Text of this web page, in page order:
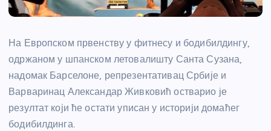
На Европском првенству у фитнесу и бодибилдингу,
одржаном у шпанском летовалишту Санта Сузана,
надомак Барселоне, репрезентативац Србије и
Варваринац Александар Живковић остварио је
резултат који ће остати уписан у историји домаћег
бодибилдинга.